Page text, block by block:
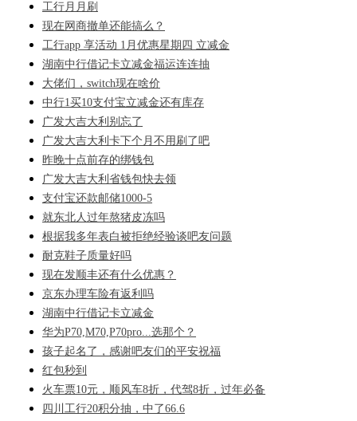
工行月月刷
现在网商撤单还能搞么？
工行app 享活动 1月优惠星期四 立减金
湖南中行借记卡立减金福运连连抽
大佬们，switch现在啥价
中行1买10支付宝立减金还有库存
广发大吉大利别忘了
广发大吉大利卡下个月不用刷了吧
昨晚十点前存的绑钱包
广发大吉大利省钱包快去领
支付宝还款邮储1000-5
就东北人过年熬猪皮冻吗
根据我多年表白被拒绝经验谈吧友问题
耐克鞋子质量好吗
现在发顺丰还有什么优惠？
京东办理车险有返利吗
湖南中行借记卡立减金
华为P70,M70,P70pro...选那个？
孩子起名了，感谢吧友们的平安祝福
红包秒到
火车票10元，顺风车8折，代驾8折，过年必备
四川工行20积分抽，中了66.6